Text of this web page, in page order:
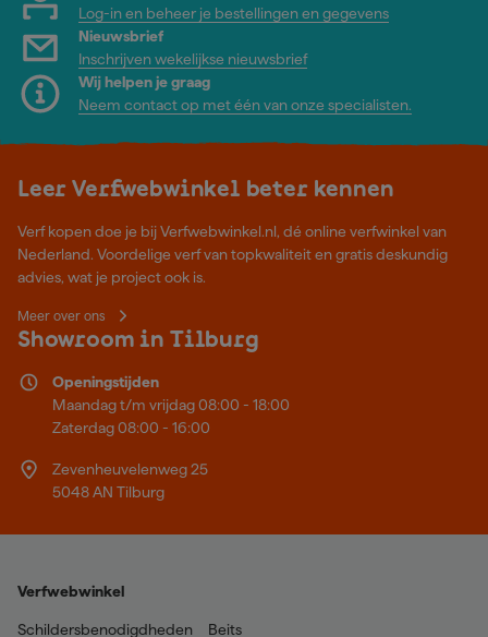
Log-in en beheer je bestellingen en gegevens
Nieuwsbrief
Inschrijven wekelijkse nieuwsbrief
Wij helpen je graag
Neem contact op met één van onze specialisten.
Leer Verfwebwinkel beter kennen
Verf kopen doe je bij Verfwebwinkel.nl, dé online verfwinkel van
Nederland. Voordelige verf van topkwaliteit en gratis deskundig
advies, wat je project ook is.
Meer over ons
Showroom in Tilburg
Openingstijden
Maandag t/m vrijdag 08:00 - 18:00
Zaterdag 08:00 - 16:00
Zevenheuvelenweg 25
5048 AN Tilburg
Verfwebwinkel
Schildersbenodigdheden
Beits